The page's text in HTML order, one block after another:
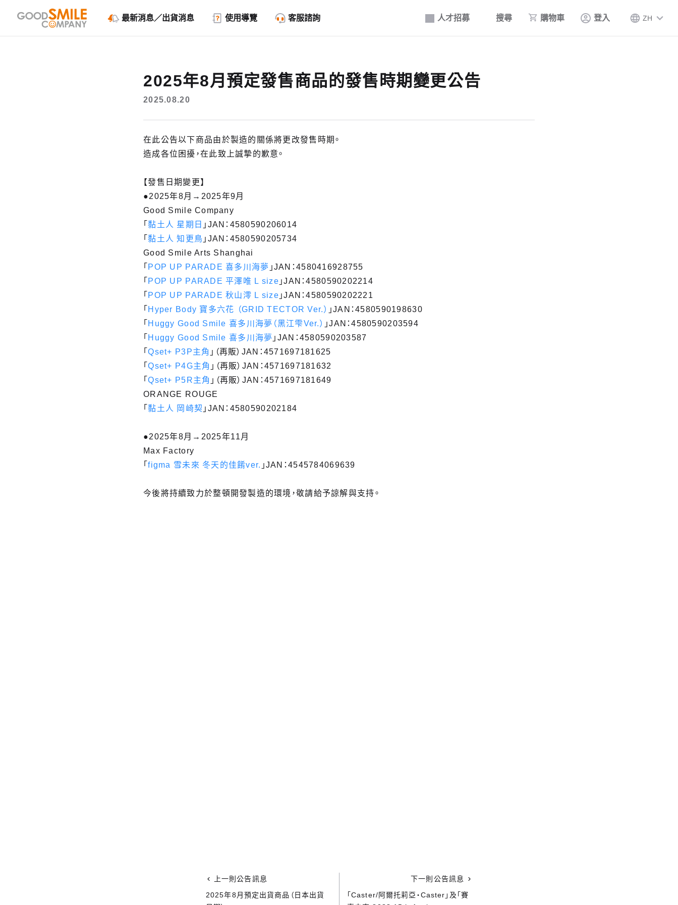
人才招募 搜尋 購物車 登入 ZH
最新消息／出貨消息 使用導覽 客服諮詢
2025年8月預定發售商品的發售時期變更公告
2025.08.20
在此公告以下商品由於製造的關係將更改發售時期。
造成各位困擾，在此致上誠摯的歉意。
【發售日期變更】
●2025年8月→2025年9月
Good Smile Company
「黏土人 星期日 」JAN：4580590206014
「黏土人 知更鳥 」JAN：4580590205734
Good Smile Arts Shanghai
「 POP UP PARADE 喜多川海夢 」JAN：4580416928755
「 POP UP PARADE 平澤唯 L size 」JAN：4580590202214
「 POP UP PARADE 秋山澪 L size 」JAN：4580590202221
「 Hyper Body 寶多六花 （GRID TECTOR Ver.） 」JAN：4580590198630
「 Huggy Good Smile 喜多川海夢（黑江雫Ver.） 」JAN：4580590203594
「 Huggy Good Smile 喜多川海夢 」JAN：4580590203587
「Qset+ P3P主角 」（再販）JAN：4571697181625
「Qset+ P4G主角 」（再販）JAN：4571697181632
「Qset+ P5R主角 」（再販）JAN：4571697181649
ORANGE ROUGE
「黏土人 岡崎契 」JAN：4580590202184
●2025年8月→2025年11月
Max Factory
「figma 雪未來 冬天的佳餚ver. 」JAN：4545784069639
今後將持續致力於整頓開發製造的環境，敬請給予諒解與支持。
上一則公告訊息
2025年8月預定出貨商品（日本出貨
下一則公告訊息
「Caster/阿爾托莉亞‧Caster」及「賽